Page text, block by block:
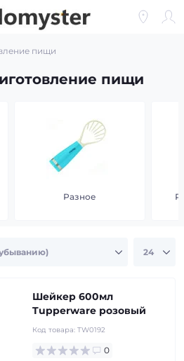
пищи
пищи
Разное
Шейкер 600мл
Tupperware розовый
Код товара: TW0192
0